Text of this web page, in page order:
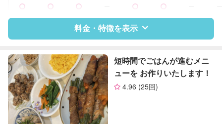
料金・特徴を表示
特徴 料金 レビュー
サポートの特徴
資格 なし
短時間でごはんが進むメニ
ューを お作りいたします！
4.96 (25回)